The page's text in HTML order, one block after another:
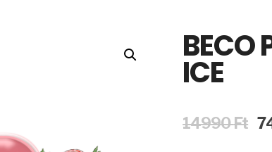
BECO
ICE
14990Ft